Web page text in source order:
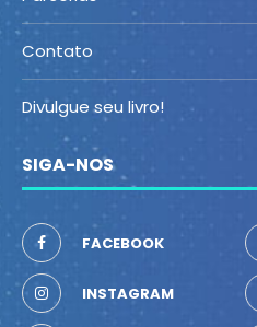
Contato
Divulgue seu livro!
SIGA-NOS
FACEBOOK
INSTAGRAM